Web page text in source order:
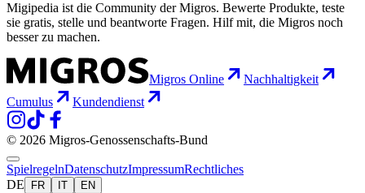
Migipedia ist die Community der Migros. Bewerte Produkte, teste
sie gratis, stelle und beantworte Fragen. Hilf mit, die Migros noch
besser zu machen.
Migros Online
Nachhaltigkeit
Cumulus
Kundendienst
© 2026 Migros-Genossenschafts-Bund
SpielregelnDatenschutzImpressumRechtliches
DE
FR IT EN